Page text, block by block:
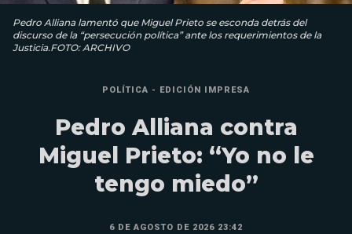
Pedro Alliana lamentó que Miguel Prieto se esconda detrás del
discurso de la “persecución política” ante los requerimientos de la
Justicia.FOTO: ARCHIVO
POLÍTICA - EDICIÓN IMPRESA
Pedro Alliana contra
Miguel Prieto: “Yo no le
tengo miedo”
6 DE AGOSTO DE 2026 23:42